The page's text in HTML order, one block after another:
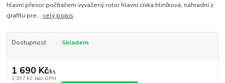
hlavní převor počítačem vyvážený rotor hlavní cívka hliníková, náhradní z
grafitu pre... celý popis
Dostupnost Skladem
1 690 Kč/ks
1 397 Kč bez DPH